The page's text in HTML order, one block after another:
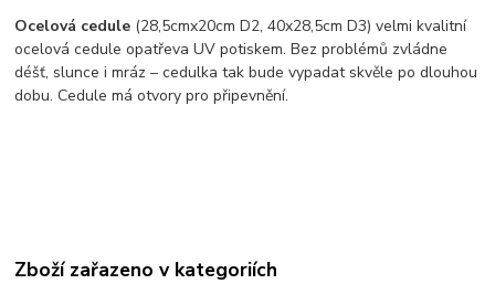
Ocelová cedule (28,5cmx20cm D2, 40x28,5cm D3) velmi kvalitní
ocelová cedule opatřeva UV potiskem. Bez problémů zvládne
déšť, slunce i mráz – cedulka tak bude vypadat skvěle po dlouhou
dobu. Cedule má otvory pro připevnění.
Zboží zařazeno v kategoriích